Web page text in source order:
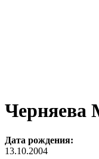
Черняева
Дата рождения:
13.10.2004